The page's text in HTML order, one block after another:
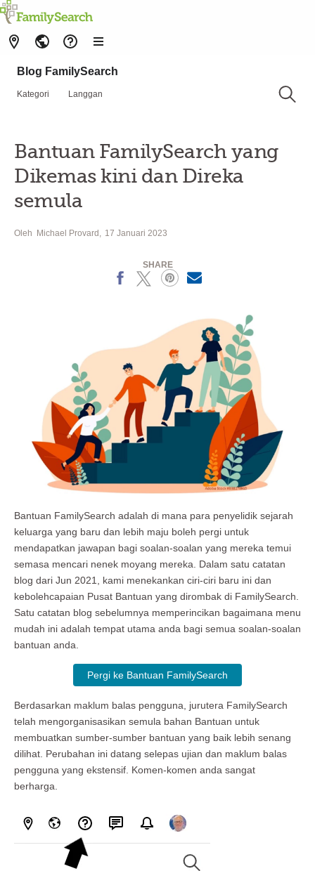
Blog FamilySearch
Kategori Langgan
Bantuan FamilySearch yang
Dikemas kini dan Direka
semula
Oleh Michael Provard 17 Januari 2023
SHARE
X
Bantuan FamilySearch adalah di mana para penyelidik sejarah
keluarga yang baru dan lebih maju boleh pergi untuk
mendapatkan jawapan bagi soalan-soalan yang mereka temui
semasa mencari nenek moyang mereka. Dalam satu catatan
blog dari Jun 2021, kami menekankan ciri-ciri baru ini dan
kebolehcapaian Pusat Bantuan yang dirombak di FamilySearch.
Satu catatan blog sebelumnya memperincikan bagaimana menu
mudah ini adalah tempat utama anda bagi semua soalan-soalan
bantuan anda.
Pergi ke Bantuan FamilySearch
Berdasarkan maklum balas pengguna, jurutera FamilySearch
telah mengorganisasikan semula bahan Bantuan untuk
membuatkan sumber-sumber bantuan yang baik lebih senang
dilihat. Perubahan ini datang selepas ujian dan maklum balas
pengguna yang ekstensif. Komen-komen anda sangat
berharga.